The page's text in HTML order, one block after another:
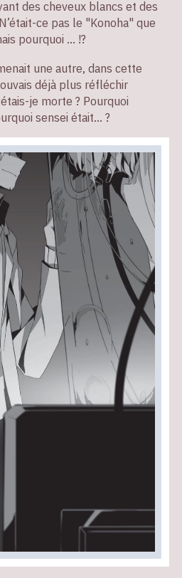
des cheveux blancs et des
ce pas le "Konoha" que
pourquoi ... !?
une autre, dans cette
déjà plus réfléchir
je morte ? Pourquoi
sensei était... ?